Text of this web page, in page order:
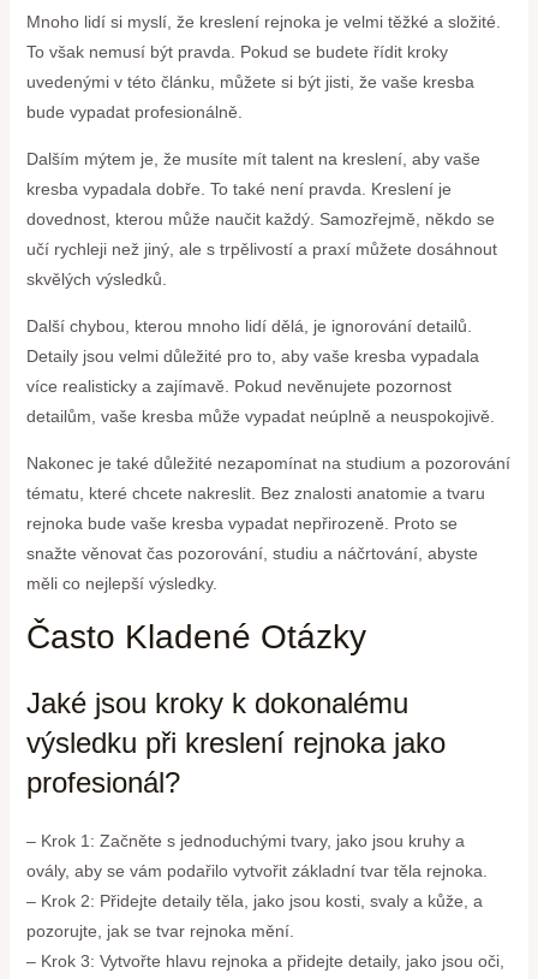
Mnoho lidí si myslí, že kreslení rejnoka je velmi těžké a složité.
To však nemusí být pravda. Pokud se budete řídit kroky
uvedenými v této článku, můžete si být jisti, že vaše kresba
bude vypadat profesionálně.
Dalším mýtem je, že musíte mít talent na kreslení, aby vaše
kresba vypadala dobře. To také není pravda. Kreslení je
dovednost, kterou může naučit každý. Samozřejmě, někdo se
učí rychleji než jiný, ale s trpělivostí a praxí můžete dosáhnout
skvělých výsledků.
Další chybou, kterou mnoho lidí dělá, je ignorování detailů.
Detaily jsou velmi důležité pro to, aby vaše kresba vypadala
více realisticky a zajímavě. Pokud nevěnujete pozornost
detailům, vaše kresba může vypadat neúplně a neuspokojivě.
Nakonec je také důležité nezapomínat na studium a pozorování
tématu, které chcete nakreslit. Bez znalosti anatomie a tvaru
rejnoka bude vaše kresba vypadat nepřirozeně. Proto se
snažte věnovat čas pozorování, studiu a náčrtování, abyste
měli co nejlepší výsledky.
Často Kladené Otázky
Jaké jsou kroky k dokonalému
výsledku při kreslení rejnoka jako
profesionál?
– Krok 1: Začněte s jednoduchými tvary, jako jsou kruhy a
ovály, aby se vám podařilo vytvořit základní tvar těla rejnoka.
– Krok 2: Přidejte detaily těla, jako jsou kosti, svaly a kůže, a
pozorujte, jak se tvar rejnoka mění.
– Krok 3: Vytvořte hlavu rejnoka a přidejte detaily, jako jsou oči,